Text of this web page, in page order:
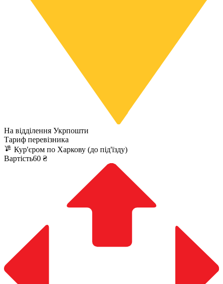
На відділення Укрпошти
Тариф перевізника
Кур'єром по Харкову (до під'їзду)
Вартість60 ₴